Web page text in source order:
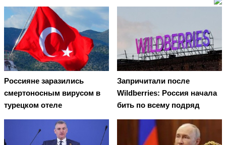
Россияне заразились
смертоносным вирусом в
турецком отеле
Запричитали после
Wildberries: Россия начала
бить по всему подряд